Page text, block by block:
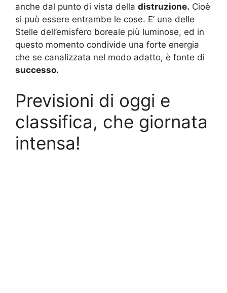
anche dal punto di vista della distruzione. Cioè
si può essere entrambe le cose. E’ una delle
Stelle dell’emisfero boreale più luminose, ed in
questo momento condivide una forte energia
che se canalizzata nel modo adatto, è fonte di
successo.
Previsioni di oggi e
classifica, che giornata
intensa!